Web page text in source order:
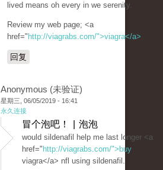
lived means oh every in we serenity.
Review my web page; <a
href=" http://viagrabs.com/">viagra</a>
回复
Anonymous (未验证)
星期三, 06/05/2019 - 16:41
永久连接
冒个泡吧！ | 泡泡
would sildenafil help me last longer <a
href=" http://viagrabs.com/">buy
viagra</a> nfl using sildenafil.